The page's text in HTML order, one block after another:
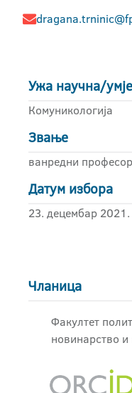
Ужа научна/
Комуникологија
Звање
ванредни професор
Датум избора
23. децембар 2021.
Чланица
Факултет
новинарство и